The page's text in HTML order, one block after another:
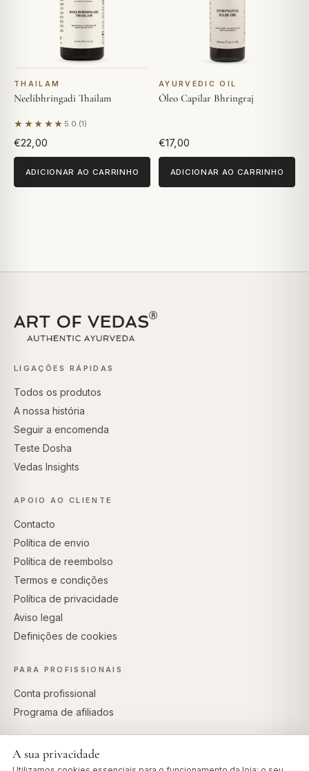
THAILAM
Neelibhringadi Thailam
★★★★★ 5.0 (1)
Com base em 1 avaliação
€22,00
ADICIONAR AO CARRINHO
AYURVEDIC OIL
Óleo Capilar Bhringraj
€17,00
ADICIONAR AO CARRINHO
LIGAÇÕES RÁPIDAS
Todos os produtos
A nossa história
Seguir a encomenda
Teste Dosha
Vedas Insights
APOIO AO CLIENTE
Contacto
Política de envio
Política de reembolso
Termos e condições
Política de privacidade
Aviso legal
Definições de cookies
PARA PROFISSIONAIS
Conta profissional
Programa de afiliados
A sua privacidade